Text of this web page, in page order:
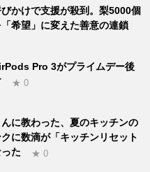
かけで支援が殺到。梨5000個
希望」に変えた善意の連鎖
Pro 3がプライムデー後
★ 0
に教わった、夏のキッチンの
に数滴が「キッチンリセット
た
★ 0